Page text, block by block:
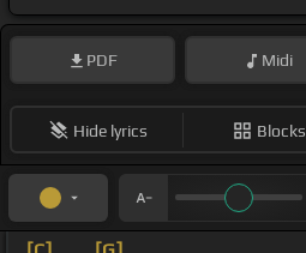
PDF Midi
Hide lyrics Blocks